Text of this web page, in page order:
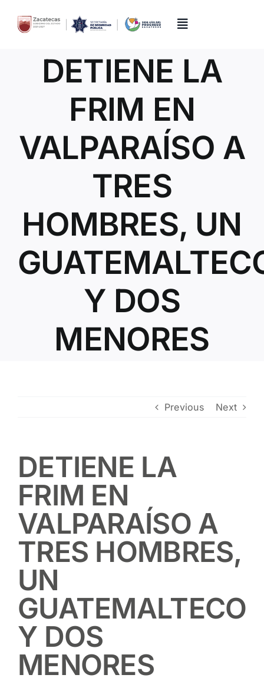
content
Toggle
Quiénes Somos
Transparencia
Contacto
DETIENE LA
FRIM EN
VALPARAÍSO A
TRES
HOMBRES, UN
Y DOS
MENORES
Previous Next
DETIENE LA
FRIM EN
VALPARAÍSO A
TRES HOMBRES,
UN
GUATEMALTECO
Y DOS
MENORES